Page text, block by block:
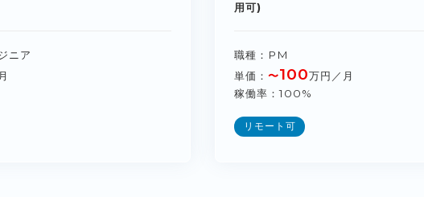
ニア
用可)
職種
PM
単価
〜100万円／月
稼働率
100%
リモート可